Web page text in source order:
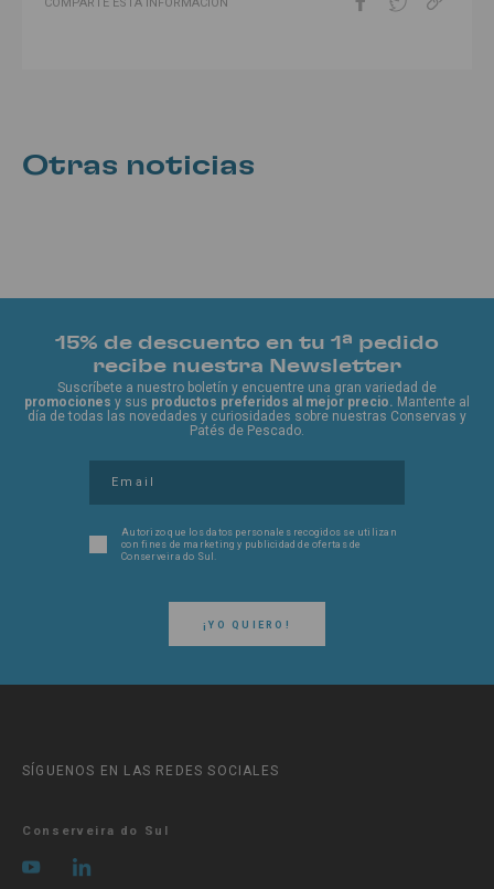
Otras noticias
15% de descuento en tu 1ª pedido
recibe nuestra Newsletter
Suscríbete a nuestro boletín y encuentre una gran variedad de
promociones y sus productos preferidos al mejor precio. Mantente al
día de todas las novedades y curiosidades sobre nuestras Conservas y
Patés de Pescado.
¡YO QUIERO!
Autorizo ​​que los datos personales recogidos se utilizan
con fines de marketing y publicidad de ofertas de
Conserveira do Sul.
SÍGUENOS EN LAS REDES SOCIALES
Conserveira do Sul